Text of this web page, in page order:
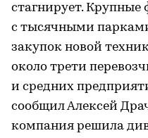
стагнирует.
с тысячными
закупок новой
около трети
и средних
сообщил Алексей
компания решила